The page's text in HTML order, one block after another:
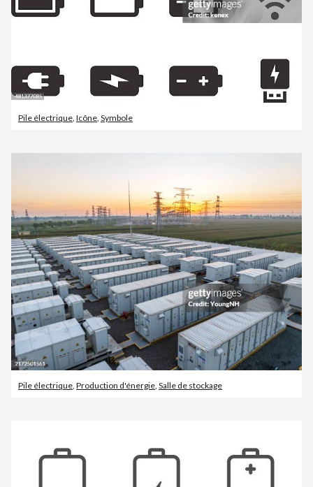
Pile électrique Icône Symbole
Pile électrique, Production d'énergie, Salle de stockage